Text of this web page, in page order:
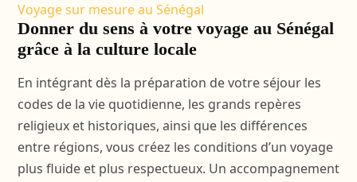
Voyage sur mesure au Sénégal
Donner du sens à votre voyage au Sénégal
grâce à la culture locale
En intégrant dès la préparation de votre séjour les
codes de la vie quotidienne, les grands repères
religieux et historiques, ainsi que les différences
entre régions, vous créez les conditions d’un voyage
plus fluide et plus respectueux. Un accompagnement